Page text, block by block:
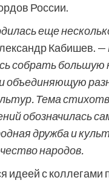
России.
еще
Кабишев. —
собрать большую
объединяющую
Тема
обозначилась
дружба и
народов.
идеей с коллегами